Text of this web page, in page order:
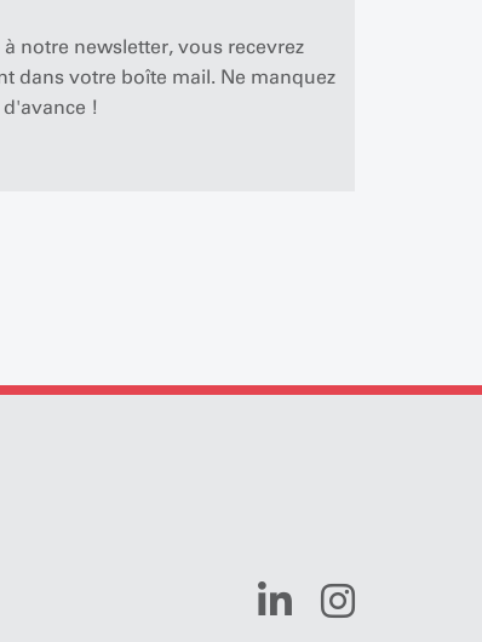
notre newsletter, vous recevrez
dans votre boîte mail. Ne manquez
!